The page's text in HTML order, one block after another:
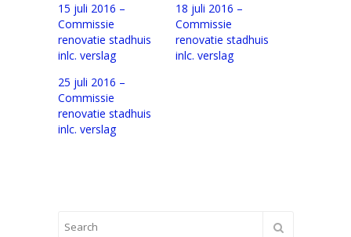
15 juli 2016 –
Commissie
renovatie stadhuis
inlc. verslag
18 juli 2016 –
Commissie
renovatie stadhuis
inlc. verslag
25 juli 2016 –
Commissie
renovatie stadhuis
inlc. verslag